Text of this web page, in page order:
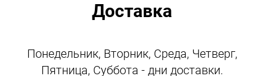
Доставка
Понедельник, Вторник, Среда, Четверг,
Пятница, Суббота - дни доставки.